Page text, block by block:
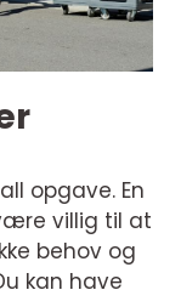
opgave. En
villig til at
behov og
kan have